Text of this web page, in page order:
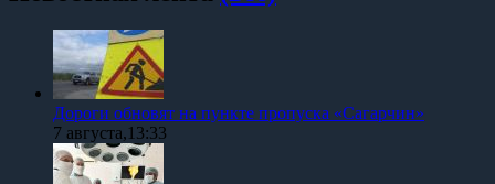
Дороги обновят на пункте пропуска «Сагарчин»
7 августа,13:33